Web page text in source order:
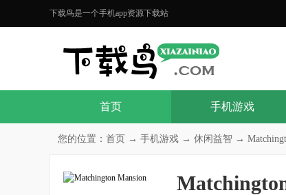
下载鸟是一个手机app资源下载站
首页 手机游戏
您的位置： 首页 → 手机游戏 → 休闲益智 →